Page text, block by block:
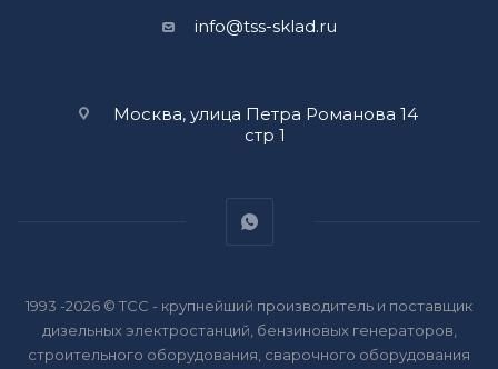
info@tss-sklad.ru
Москва, улица Петра Романова 14
стр 1
1993 -2026 © ТСС - крупнейший производитель и поставщик
дизельных электростанций, бензиновых генераторов,
строительного оборудования, сварочного оборудования